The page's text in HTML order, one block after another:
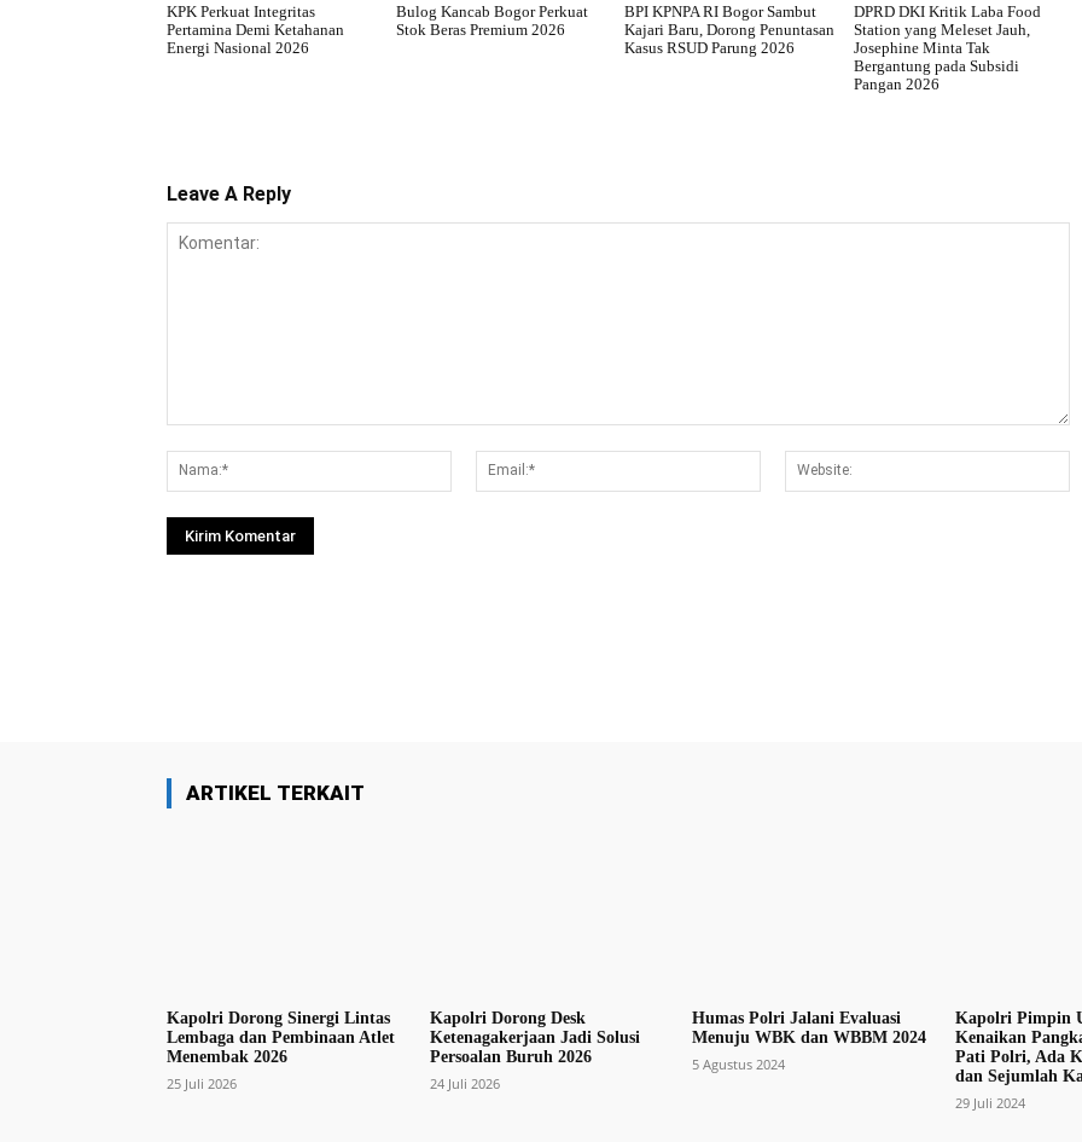
KPK Perkuat Integritas
Pertamina Demi Ketahanan
Energi Nasional 2026
Bulog Kancab Bogor Perkuat
Stok Beras Premium 2026
BPI KPNPA RI Bogor Sambut
Kajari Baru, Dorong Penuntasan
Kasus RSUD Parung 2026
DPRD DKI Kritik Laba Food
Station yang Meleset Jauh,
Josephine Minta Tak
Bergantung pada Subsidi
Pangan 2026
Leave A Reply
Nama:*
Email:*
ARTIKEL TERKAIT
Kapolri Dorong Sinergi Lintas
Lembaga dan Pembinaan Atlet
Menembak 2026
25 Juli 2026
Kapolri Dorong Desk
Ketenagakerjaan Jadi Solusi
Persoalan Buruh 2026
24 Juli 2026
Humas Polri Jalani Evaluasi
Menuju WBK dan WBBM 2024
5 Agustus 2024
Kapolri Pimpin
Kenaikan
Pati Polri, Ada
dan Sejumlah
29 Juli 2024